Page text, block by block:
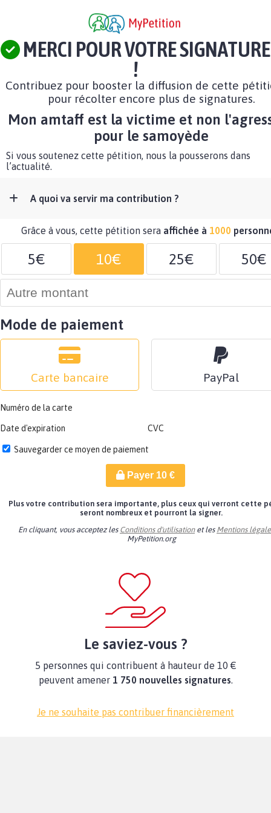
MERCI POUR VOTRE SIGNATURE
!
Contribuez pour booster la diffusion de cette
pour récolter encore plus de signatures.
Mon amtaff est la victime et non
pour le samoyède
Si vous soutenez cette pétition, nous la pousserons dans
l’actualité.
A quoi va servir ma contribution ?
Grâce à vous, cette pétition sera affichée à 1000
5€ 10€ 25€ 50€
Mode de paiement
Carte bancaire PayPal
Numéro de la carte
Date d'expiration CVC
Sauvegarder ce moyen de paiement
Payer 10€
Plus votre contribution sera importante, plus ceux qui verront cette
seront nombreux et pourront la signer.
En cliquant, vous acceptez les Conditions d'utilisationet les Mentions
MyPetition.org
Le saviez-vous ?
5 personnes qui contribuent à hauteur de 10 €
peuvent amener 1 750 nouvelles signatures.
Je ne souhaite pas contribuer financièrement